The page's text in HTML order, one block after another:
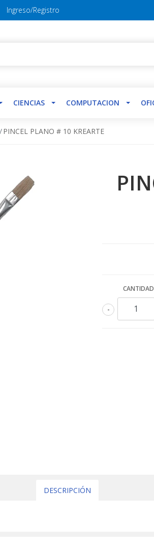
Ingreso/Registro
CIENCIAS COMPUTACION
PINCEL PLANO # 10 KREARTE
CANTIDAD
-
DESCRIPCIÓN